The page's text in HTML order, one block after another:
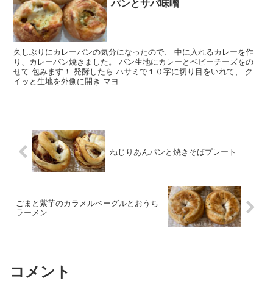
パンとサバ味噌
久しぶりにカレーパンの気分になったので、 中に入れるカレーを作
り、カレーパン焼きました。 パン生地にカレーとベビーチーズをの
せて 包みます！ 発酵したら ハサミで１０字に切り目をいれて、 ク
イッと生地を外側に開き マヨ...
ねじりあんパンと焼きそばプレート
ごまと紫芋のカラメルベーグルとおうち
ラーメン
コメント